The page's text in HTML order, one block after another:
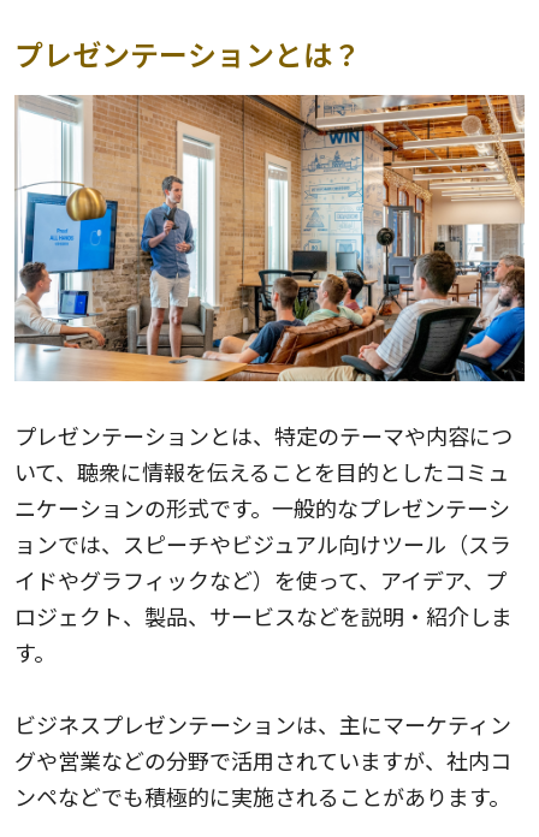
プレゼンテーションとは？
プレゼンテーションとは、特定のテーマや内容につ
いて、聴衆に情報を伝えることを目的としたコミュ
ニケーションの形式です。一般的なプレゼンテーシ
ョンでは、スピーチやビジュアル向けツール（スラ
イドやグラフィックなど）を使って、アイデア、プ
ロジェクト、製品、サービスなどを説明・紹介しま
す。
ビジネスプレゼンテーションは、主にマーケティン
グや営業などの分野で活用されていますが、社内コ
ンペなどでも積極的に実施されることがあります。